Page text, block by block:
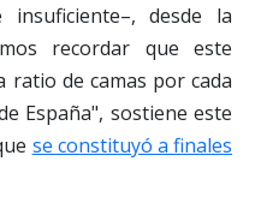
desde la
recordar que este
de camas por cada
España", sostiene este
se constituyó a finales